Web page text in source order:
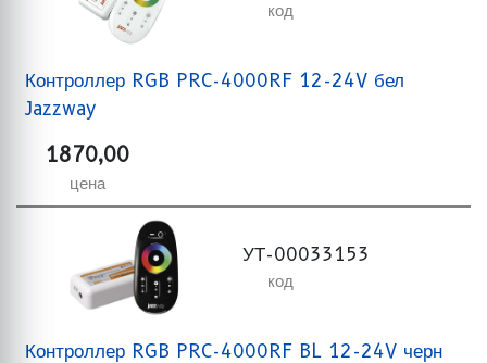
код
Контроллер RGB PRC-4000RF 12-24V бел
Jazzway
1870,00
цена
УТ-00033153
код
Контроллер RGB PRC-4000RF BL 12-24V черн